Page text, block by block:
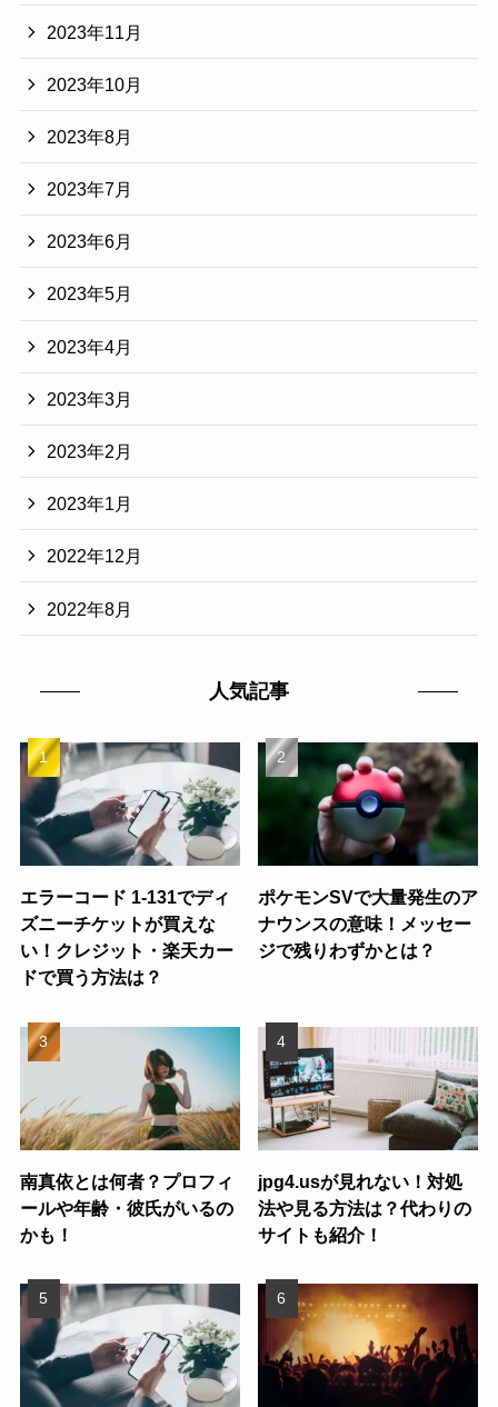
2023年11月
2023年10月
2023年8月
2023年7月
2023年6月
2023年5月
2023年4月
2023年3月
2023年2月
2023年1月
2022年12月
2022年8月
人気記事
エラーコード 1-131でディ
ズニーチケットが買えな
い！クレジット・楽天カー
ドで買う方法は？
ポケモンSVで大量発生のア
ナウンスの意味！メッセー
ジで残りわずかとは？
南真依とは何者？プロフィ
ールや年齢・彼氏がいるの
かも！
jpg4.usが見れない！対処
法や見る方法は？代わりの
サイトも紹介！